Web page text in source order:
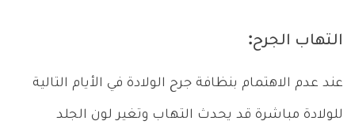
التهاب الجرح:
عند عدم الاهتمام بنظافة جرح الولادة في الأيام التالية
للولادة مباشرة قد يحدث التهاب وتغير لون الجلد